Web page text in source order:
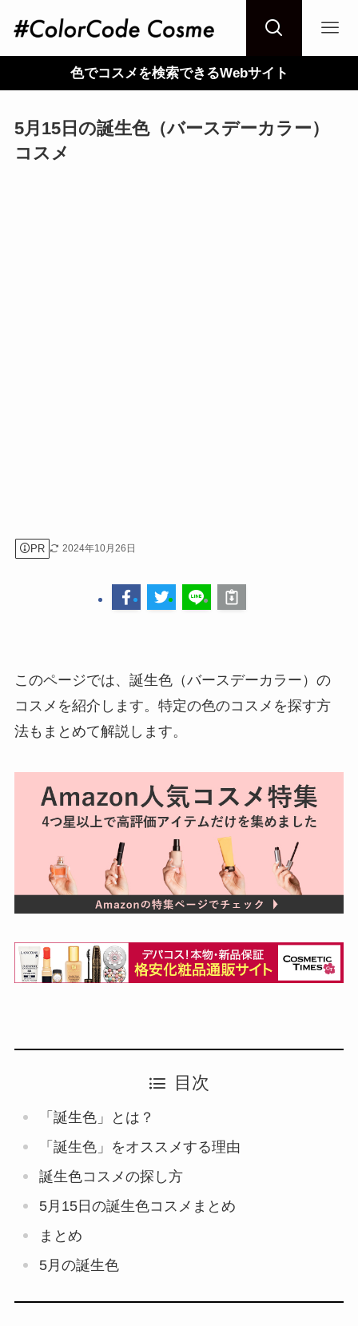
色でコスメを検索できるWebサイト
5月15日の誕生色（バースデーカラー）
コスメ
PR 2024年10月26日
このページでは、誕生色（バースデーカラー）の
コスメを紹介します。特定の色のコスメを探す方
法もまとめて解説します。
目次
「誕生色」とは？
「誕生色」をオススメする理由
誕生色コスメの探し方
5月15日の誕生色コスメまとめ
まとめ
5月の誕生色